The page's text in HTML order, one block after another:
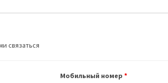
связаться
Мобильный номер *